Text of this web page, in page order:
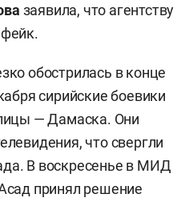
заявила, что агентству
обострилась в конце
сирийские боевики
— Дамаска. Они
что свергли
В воскресенье в МИД
принял решение